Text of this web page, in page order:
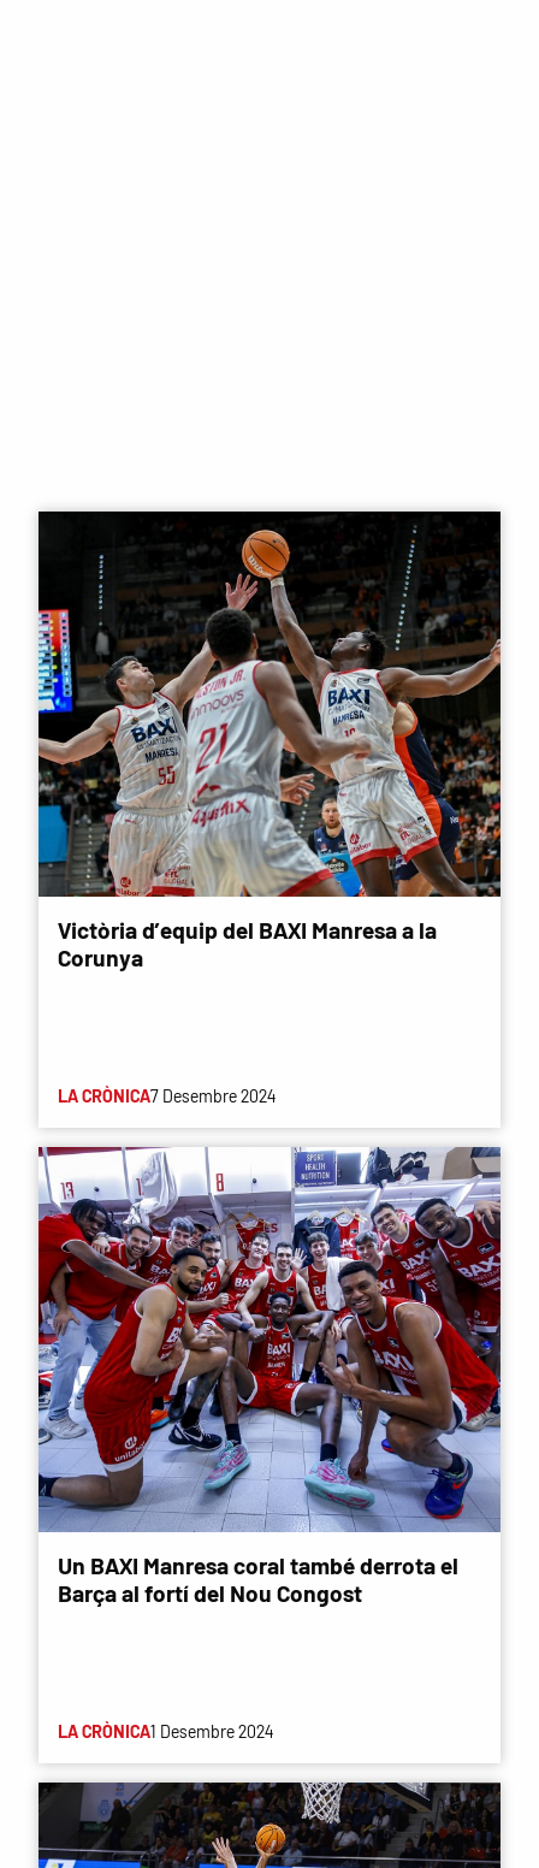
Victòria d’equip del BAXI Manresa a la
Corunya
LA CRÒNICA7 Desembre 2024
Un BAXI Manresa coral també derrota el
Barça al fortí del Nou Congost
LA CRÒNICA1 Desembre 2024